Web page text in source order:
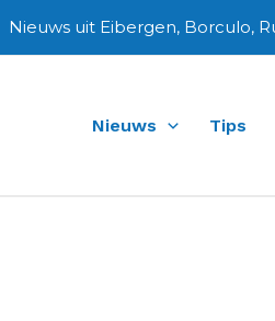
Nieuws uit Eibergen, Borculo,
Nieuws Tips